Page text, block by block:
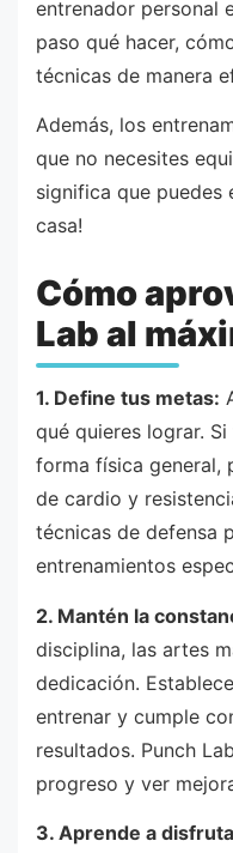
entrenador personal
paso qué hacer,
técnicas de manera
Además, los
que no necesites
significa que puedes
casa!
Cómo
Lab al
1. Define tus metas:
qué quieres lograr.
forma física general,
de cardio y
técnicas de defensa
entrenamientos
2. Mantén la
disciplina, las artes
dedicación.
entrenar y cumple
resultados. Punch
progreso y ver
3. Aprende a